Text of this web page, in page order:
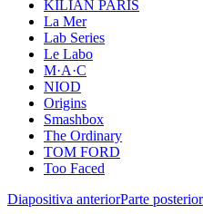
KILIAN PARIS
La Mer
Lab Series
Le Labo
M·A·C
NIOD
Origins
Smashbox
The Ordinary
TOM FORD
Too Faced
Diapositiva anteriorParte posterior